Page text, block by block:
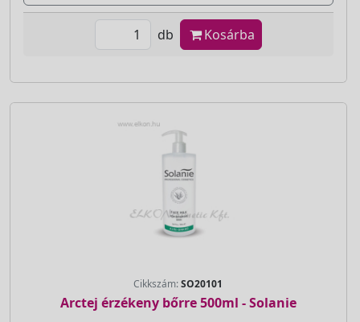
db Kosárba
Cikkszám:SO20101
Arctej érzékeny bőrre 500ml - Solanie